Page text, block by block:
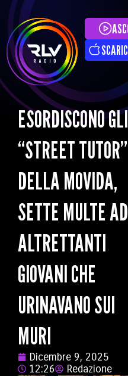
ESORDISCONO GLI
“STREET TUTOR”
DELLA MOVIDA,
SETTE MULTE AD
ALTRETTANTI
GIOVANI CHE
URINAVANO SUI
MURI
Dicembre 9, 2025
12:26
Redazione